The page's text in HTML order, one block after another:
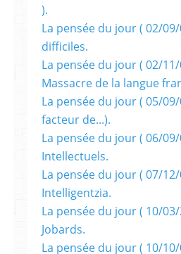
).
La pensée du jour ( 02/
difficiles.
La pensée du jour ( 02/11/
Massacre de la langue
La pensée du jour ( 05/
facteur de...).
La pensée du jour ( 06/09/
Intellectuels.
La pensée du jour ( 07/12/
Intelligentzia.
La pensée du jour ( 10/03/
Jobards.
La pensée du jour ( 10/